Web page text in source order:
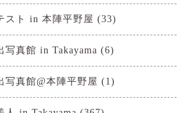
スト in 本陣平野屋 (33)
写真館 in Takayama (6)
写真館@本陣平野屋 (1)